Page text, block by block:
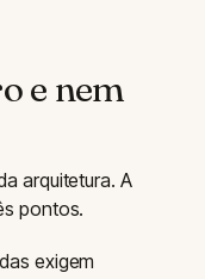
e nem
arquitetura. A
pontos.
exigem